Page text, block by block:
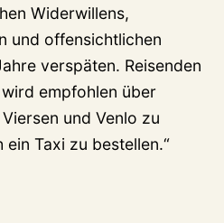
Widerwillens,
und offensichtlichen
verspäten. Reisenden
empfohlen über
und Venlo zu
Taxi zu bestellen.“